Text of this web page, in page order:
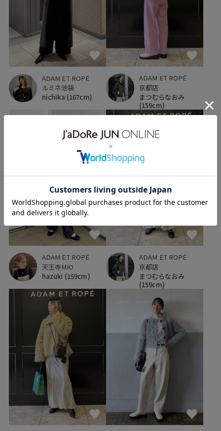
ADAM ET ROPÉ
ルミネ池袋
nichika (167cm)
ADAM ET ROPÉ
京都店
まつむらなおみ
(159cm)
ADAM ET ROPÉ
天王寺MIO
hazuki (159cm)
ADAM ET ROPÉ
京都店
まつむらなおみ
(159cm)